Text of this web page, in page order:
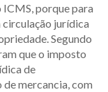
ICMS, porque para
jurídica
Segundo
que o imposto
de
mercancia, com